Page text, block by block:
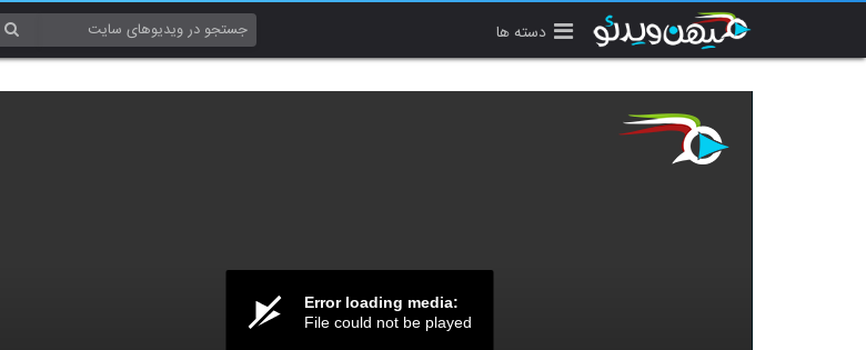
دسته ها
Error loading media:
File could not be played